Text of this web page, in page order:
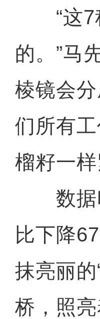
“这7
的。”马
棱镜会
们所有
榴籽一
数据印
比下降
抹亮丽
桥，照